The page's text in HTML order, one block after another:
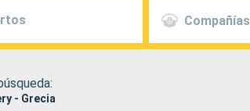
Compañías
- Grecia